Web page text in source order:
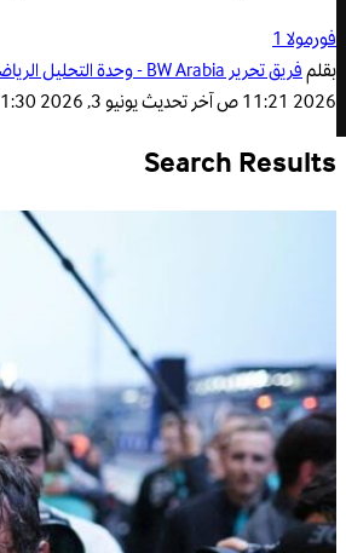
فورمولا 1
بقلمفريق تحرير BW Arabia - وحدة التحليل الرياضي
2026 11:21 ص
آخر تحديثيونيو 3, 2026 1:30 م
Search Results